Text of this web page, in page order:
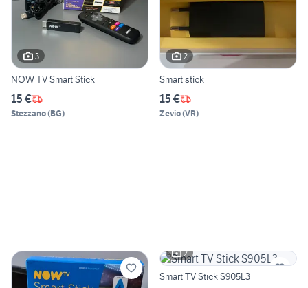
3
NOW TV Smart Stick
15 €
Stezzano(BG)
2
Smart stick
15 €
Zevio(VR)
2
Smart TV Stick S905L3